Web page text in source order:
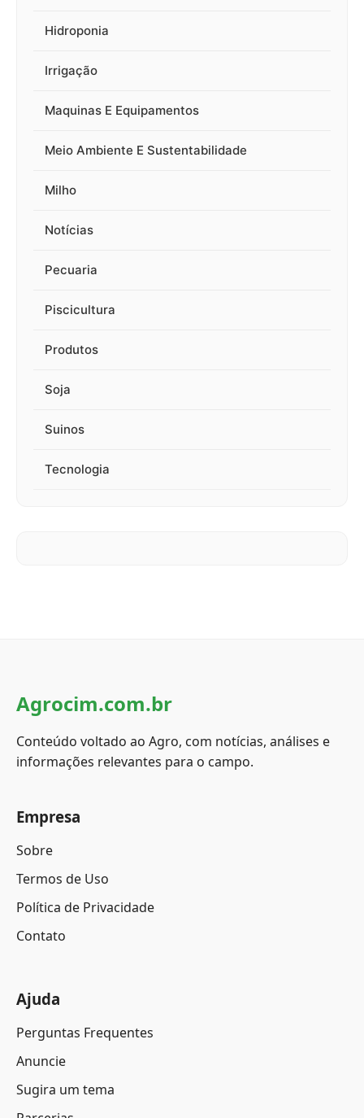
Hidroponia
Irrigação
Maquinas E Equipamentos
Meio Ambiente E Sustentabilidade
Milho
Notícias
Pecuaria
Piscicultura
Produtos
Soja
Suinos
Tecnologia
Agrocim.com.br
Conteúdo voltado ao Agro, com notícias, análises e
informações relevantes para o campo.
Empresa
Sobre
Termos de Uso
Política de Privacidade
Contato
Ajuda
Perguntas Frequentes
Anuncie
Sugira um tema